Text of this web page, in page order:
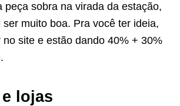
peça sobra na virada da estação,
muito boa. Pra você ter ideia,
site e estão dando 40% + 30%
lojas